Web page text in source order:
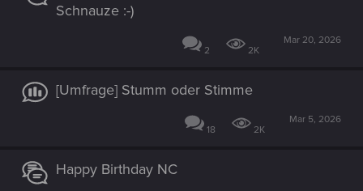
Schnauze :-)
2 2K
Mar 20, 2026
[Umfrage] Stumm oder Stimme
18 2K
Mar 5, 2026
Happy Birthday NC